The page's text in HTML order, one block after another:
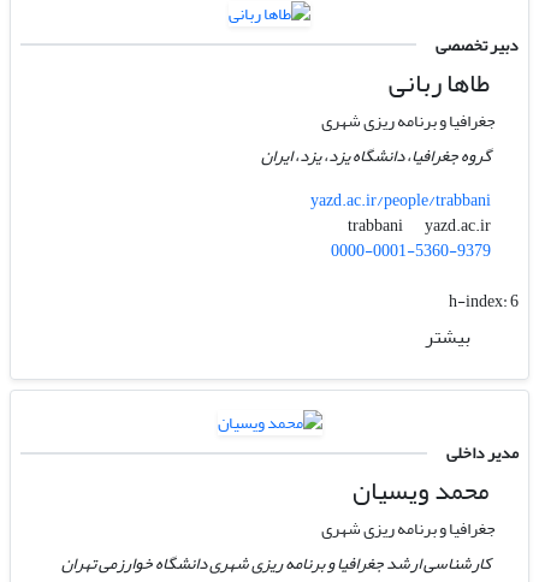
دبیر تخصصی
طاها ربانی
جغرافیا و برنامه ریزی شهری
گروه جغرافیا، دانشگاه یزد، یزد، ایران
yazd.ac.ir/people/trabbani
trabbani
yazd.ac.ir
0000-0001-5360-9379
h-index:6
بیشتر
مدیر داخلی
محمد ویسیان
جغرافیا و برنامه ریزی شهری
کارشناسی ارشد جغرافیا و برنامه ریزی شهری دانشگاه خوارزمی تهران